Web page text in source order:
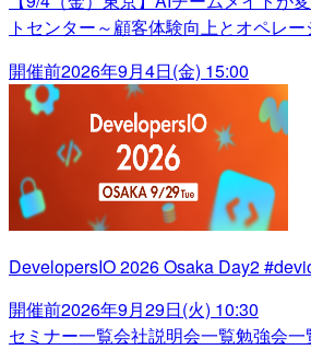
トセンター～顧客体験向上とオペレ
開催前2026年9月4日(金) 15:00
DevelopersIO 2026 Osaka Day2
開催前2026年9月29日(火) 10:30
セミナー一覧会社説明会一覧勉強会一